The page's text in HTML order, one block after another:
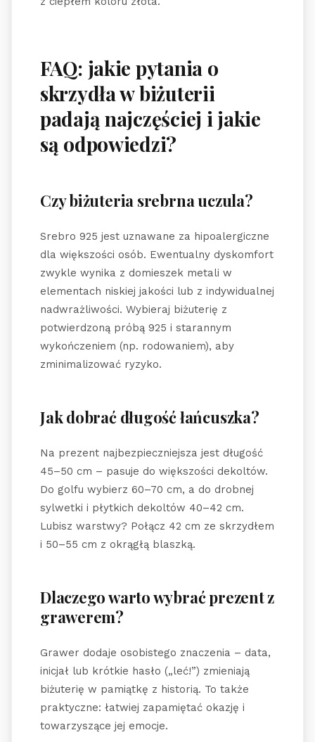
FAQ: jakie pytania o
skrzydła w biżuterii
padają najczęściej i jakie
są odpowiedzi?
Czy biżuteria srebrna uczula?
Srebro 925 jest uznawane za hipoalergiczne
dla większości osób. Ewentualny dyskomfort
zwykle wynika z domieszek metali w
elementach niskiej jakości lub z indywidualnej
nadwrażliwości. Wybieraj biżuterię z
potwierdzoną próbą 925 i starannym
wykończeniem (np. rodowaniem), aby
zminimalizować ryzyko.
Jak dobrać długość łańcuszka?
Na prezent najbezpieczniejsza jest długość
45–50 cm – pasuje do większości dekoltów.
Do golfu wybierz 60–70 cm, a do drobnej
sylwetki i płytkich dekoltów 40–42 cm.
Lubisz warstwy? Połącz 42 cm ze skrzydłem
i 50–55 cm z okrągłą blaszką.
Dlaczego warto wybrać prezent z
grawerem?
Grawer dodaje osobistego znaczenia – data,
inicjał lub krótkie hasło („leć!”) zmieniają
biżuterię w pamiątkę z historią. To także
praktyczne: łatwiej zapamiętać okazję i
towarzyszące jej emocje.